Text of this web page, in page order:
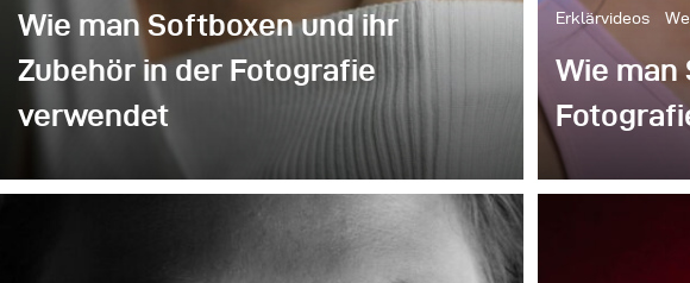
Wie man Softboxen und ihr
Zubehör in der Fotografie
verwendet
Erklärvideos
Wie